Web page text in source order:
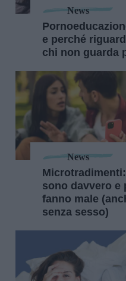
News
e perché
chi non guarda
News
sono davvero e
fanno male
senza sesso)